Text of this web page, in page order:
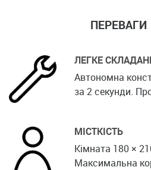
ПЕРЕВАГИ
ЛЕГКЕ
Автономна
за 2 секунди.
МІСТКІСТЬ
Кімната 180 ×
Максимальна